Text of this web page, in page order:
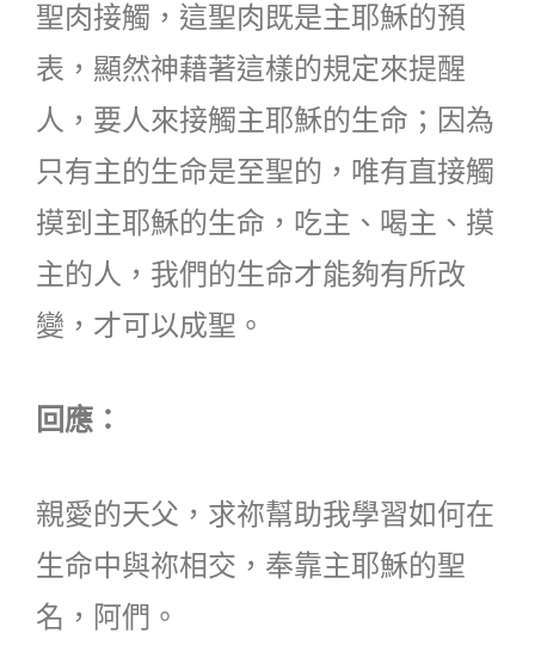
聖肉接觸，這聖肉既是主耶穌的預
表，顯然神藉著這樣的規定來提醒
人，要人來接觸主耶穌的生命；因為
只有主的生命是至聖的，唯有直接觸
摸到主耶穌的生命，吃主、喝主、摸
主的人，我們的生命才能夠有所改
變，才可以成聖。
回應：
親愛的天父，求祢幫助我學習如何在
生命中與祢相交，奉靠主耶穌的聖
名，阿們。